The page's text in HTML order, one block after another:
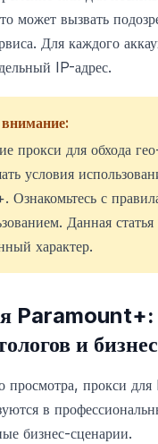
может вызвать
Для каждого
IP-адрес.
прокси для обхода
условия
с
Данная
характер.
Paramount+:
и
просмотра, прокси
в
бизнес-сценарии.